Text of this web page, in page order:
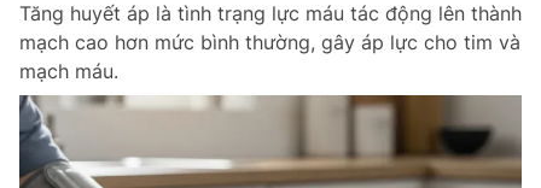
Tăng huyết áp là tình trạng lực máu tác động lên thành
mạch cao hơn mức bình thường, gây áp lực cho tim và
mạch máu.